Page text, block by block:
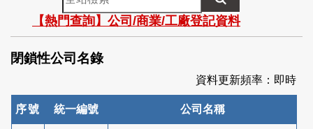
站
檢
索
【熱門查詢】公司/商業/工廠登記資料
閉鎖性公司名錄
資料更新頻率：即時
序號 統一編號 公司名稱